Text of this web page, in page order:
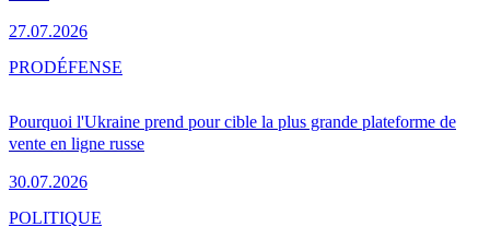
27.07.2026
Pourquoi l'Ukraine prend pour cible la plus grande plateforme de
vente en ligne russe
30.07.2026
PRODÉFENSE
POLITIQUE